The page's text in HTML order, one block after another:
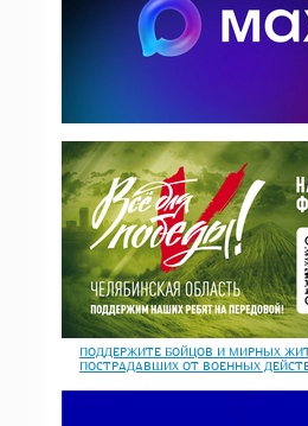
ПОДДЕРЖИТЕ БОЙЦОВ И МИРНЫХ
ПОСТРАДАВШИХ ОТ ВОЕННЫХ